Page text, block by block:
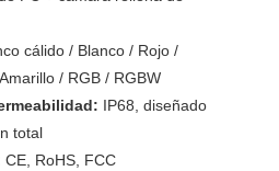
cálido / Blanco / Rojo /
/ RGB / RGBW
IP68, diseñado
total
CE, RoHS, FCC